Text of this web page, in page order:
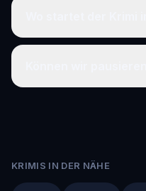
KRIMIS IN DER NÄHE